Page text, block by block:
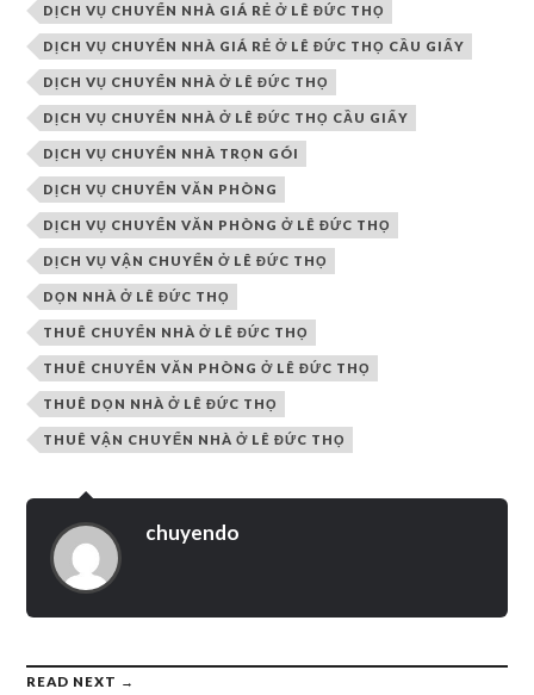
DỊCH VỤ CHUYỂN NHÀ GIÁ RẺ Ở LÊ ĐỨC THỌ
DỊCH VỤ CHUYỂN NHÀ GIÁ RẺ Ở LÊ ĐỨC THỌ CẦU GIẤY
DỊCH VỤ CHUYỂN NHÀ Ở LÊ ĐỨC THỌ
DỊCH VỤ CHUYỂN NHÀ Ở LÊ ĐỨC THỌ CẦU GIẤY
DỊCH VỤ CHUYỂN NHÀ TRỌN GÓI
DỊCH VỤ CHUYỂN VĂN PHÒNG
DỊCH VỤ CHUYỂN VĂN PHÒNG Ở LÊ ĐỨC THỌ
DỊCH VỤ VẬN CHUYỂN Ở LÊ ĐỨC THỌ
DỌN NHÀ Ở LÊ ĐỨC THỌ
THUÊ CHUYỂN NHÀ Ở LÊ ĐỨC THỌ
THUÊ CHUYỂN VĂN PHÒNG Ở LÊ ĐỨC THỌ
THUÊ DỌN NHÀ Ở LÊ ĐỨC THỌ
THUÊ VẬN CHUYỂN NHÀ Ở LÊ ĐỨC THỌ
chuyendo
READ NEXT →